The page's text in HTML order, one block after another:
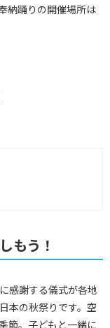
納踊りの開催場所は
もう！
感謝する儀式が各地
本の秋祭りです。空
節。子どもと一緒に